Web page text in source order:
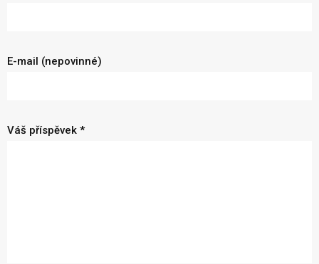
E-mail (nepovinné)
Váš příspěvek *